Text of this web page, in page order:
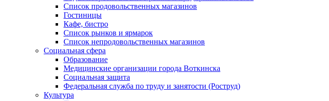
Список продовольственных магазинов
Гостиницы
Кафе, бистро
Cписок рынков и ярмарок
Список непродовольственных магазинов
Социальная сфера
Образование
Медицинские организации города Воткинска
Социальная защита
Федеральная служба по труду и занятости (Роструд)
Культура